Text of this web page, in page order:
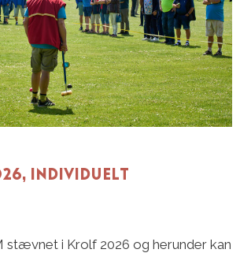
Individuelt
i Krolf 2026 og herunder kan